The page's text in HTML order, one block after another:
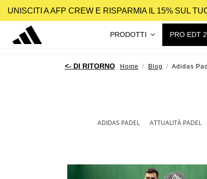
UNISCITI A AFP CREW E RISPARMIA IL 15% SUL
PRODOTTI PRO EDT
Home Blog Adidas
ADIDAS PADEL ATTUALITÀ PADEL